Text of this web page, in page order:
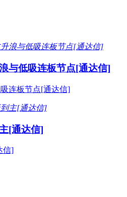
与低吸连板节点[通达信]
连板节点[通达信]
[通达信]
信]